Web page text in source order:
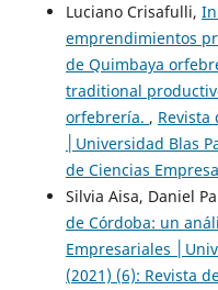
Luciano Crisafulli,
emprendimientos
de Quimbaya
traditional
orfebrería. , Revista
│Universidad Blas
de Ciencias
Silvia Aisa, Daniel
de Córdoba: un
Empresariales
(2021) (6): Revista